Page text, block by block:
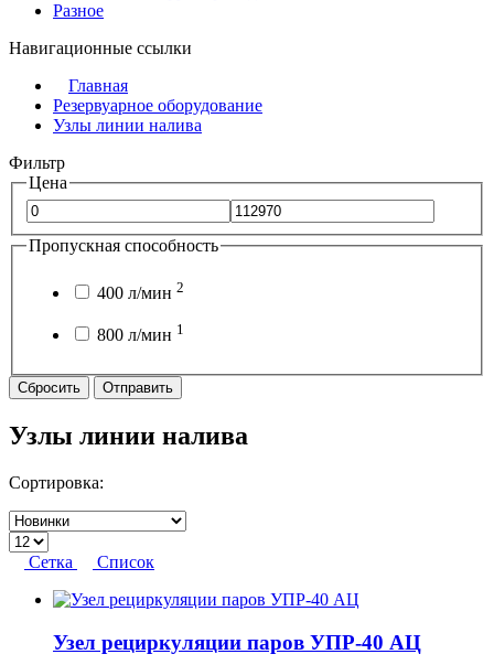
Разное
Навигационные ссылки
Главная
Резервуарное оборудование
Узлы линии налива
Фильтр
Цена
Пропускная способность
400 л/мин 2
800 л/мин 1
Сбросить Отправить
Узлы линии налива
Сортировка:
Сетка Список
Узел рециркуляции паров УПР-40 АЦ